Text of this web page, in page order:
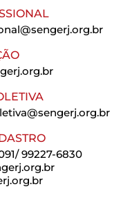
99227-6830